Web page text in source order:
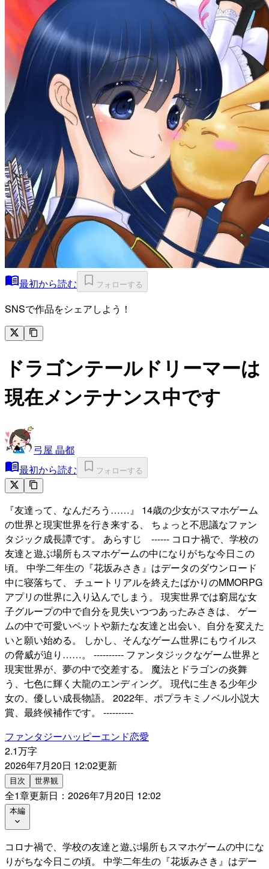
最初から読む フォローする
SNSで作品をシェアしよう！
ドラゴンテールドリーマーは
現在メンテナンス中です
弓屋 晶都
最初から読む
フォローする
『友達って、なんだろう……』 14歳の少女がスマホゲーム
の世界と現実世界を行き来する、 ちょっと不思議なファン
タジック成長譚です。 あらすじ ------ コロナ禍で、学校の
友達と遊ぶ場所もスマホゲームの中になりがちな今日この
頃。 中学二年生の『花坂みさき』はデータのダウンロード
中に寝落ちて、 チュートリアルを終えたばかりのMMORPG
アプリの世界に入り込んでしまう。 現実世界では窮屈な女
子グループの中で自分を見失いつつあったみさきは、 ゲー
ムの中で可愛いペットや新たな友達と出会い、自分を変えた
いと願い始める。 しかし、そんなゲーム世界にもウイルス
の脅威が迫り……。 ---------- ファンタジックなゲーム世界と
現実世界が、夢の中で交差する。 魔法とドラゴンの炎舞
う、七色に輝く大龍のエンディング。 現代に生きる少年少
女の、優しい成長物語。 2022年、ポプラキミノベル小説大
賞、最終候補作です。 ----------
ファンタジーハッピーエンド恋愛
2.1万字
2026年7月20日 12:02更新
目次 世界観
全1章更新日： 2026年7月20日 12:02
本編
コロナ禍で、学校の友達と遊ぶ場所もスマホゲームの中にな
りがちな今日この頃。 中学二年生の『花坂みさき』はデー